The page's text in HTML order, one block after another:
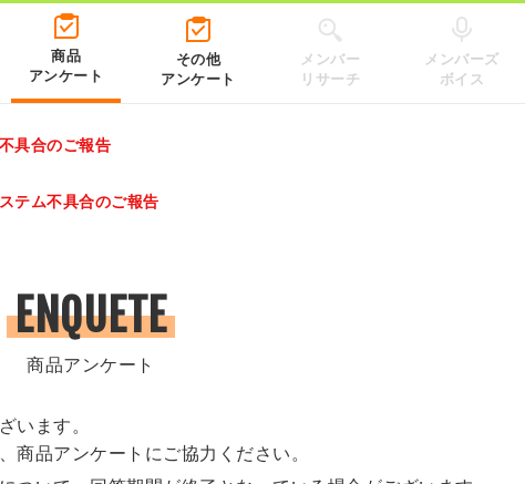
商品
アンケート
その他
アンケート
メンバー
リサーチ
メンバーズ
ボイス
具合のご報告
テム不具合のご報告
ENQUETE
商品アンケート
います。
商品アンケートにご協力ください。